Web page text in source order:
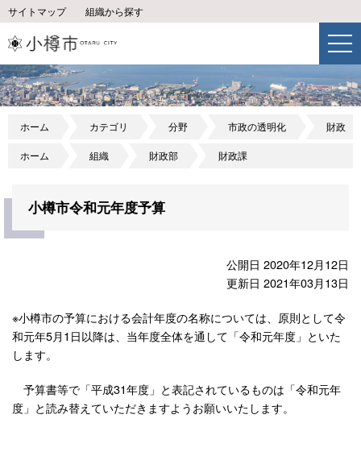
サイトマップ 組織から探す
ホーム カテゴリ 分野 市政の透明化 財政
ホーム 組織 財政部 財政課
小樽市令和元年度予算
公開日 2020年12月12日
更新日 2021年03月13日
※小樽市の予算における会計年度の名称については、原則として令
和元年5月1日以降は、当年度全体を通して「令和元年度」といた
します。
予算書等で「平成31年度」と表記されているものは「令和元年
度」と読み替えていただきますようお願いいたします。